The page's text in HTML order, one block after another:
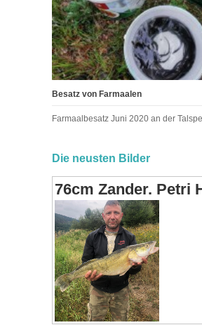
Besatz von Farmaalen
Farmaalbesatz Juni 2020 an der
Die neusten Bilder
76cm Zander. Petri